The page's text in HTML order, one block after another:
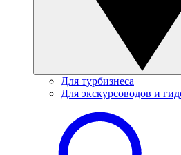
Для турбизнеса
Для экскурсоводов и